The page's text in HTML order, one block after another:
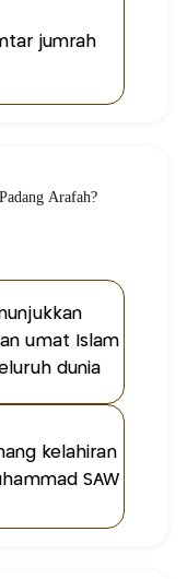
jumrah
Arafah?
umat Islam
dunia
kelahiran
SAW